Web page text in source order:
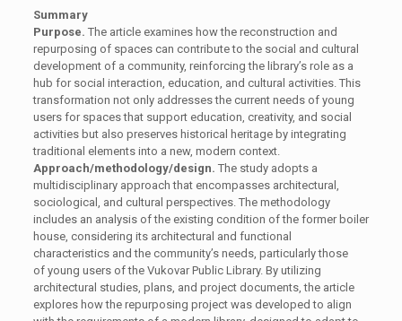
Summary
Purpose. The article examines how the reconstruction and
repurposing of spaces can contribute to the social and cultural
development of a community, reinforcing the library’s role as a
hub for social interaction, education, and cultural activities. This
transformation not only addresses the current needs of young
users for spaces that support education, creativity, and social
activities but also preserves historical heritage by integrating
traditional elements into a new, modern context.
Approach/methodology/design. The study adopts a
multidisciplinary approach that encompasses architectural,
sociological, and cultural perspectives. The methodology
includes an analysis of the existing condition of the former boiler
house, considering its architectural and functional
characteristics and the community’s needs, particularly those
of young users of the Vukovar Public Library. By utilizing
architectural studies, plans, and project documents, the article
explores how the repurposing project was developed to align